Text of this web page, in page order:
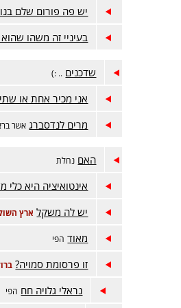
יש פה פורום שלם
בעיניי זה משהו
שדכנים .. :)
אני מכיר אחת או
מרים לנדסברג אשר
האם נחלת
אינטואיציה היא כלי
יש לה משקל ארץ
מאוד הפי
זו פרסומת סמויה?
נראלי גלויה חח הפי